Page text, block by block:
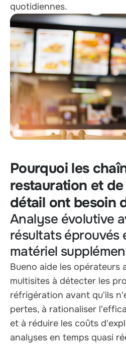
quotidiennes.
Pourquoi les
restauration et
détail ont besoin
Analyse évolutive
résultats éprouvés
matériel
Bueno aide les opérateurs
multisites à détecter les
réfrigération avant qu'ils
pertes, à rationaliser
et à réduire les coûts
analyses en temps quasi